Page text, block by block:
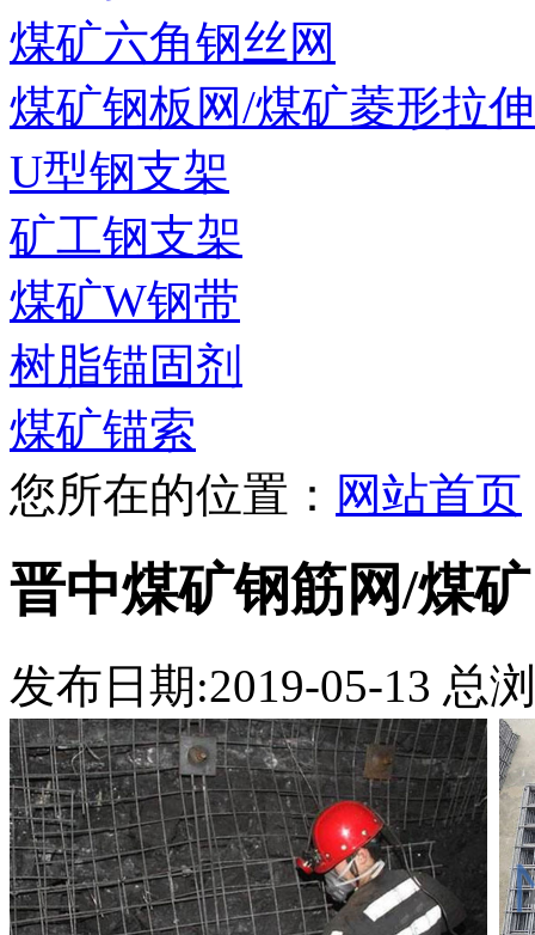
煤矿六角钢丝网
煤矿钢板网/煤矿菱形拉
U型钢支架
矿工钢支架
煤矿W钢带
树脂锚固剂
煤矿锚索
您所在的位置： 网站首页
晋中煤矿钢筋网/煤
发布日期:2019-05-13 总